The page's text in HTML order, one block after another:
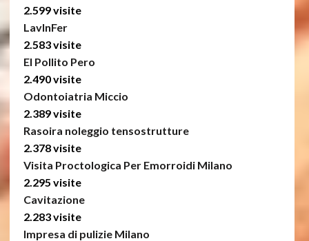
2.599 visite
LavInFer
2.583 visite
El Pollito Pero
2.490 visite
Odontoiatria Miccio
2.389 visite
Rasoira noleggio tensostrutture
2.378 visite
Visita Proctologica Per Emorroidi Milano
2.295 visite
Cavitazione
2.283 visite
Impresa di pulizie Milano